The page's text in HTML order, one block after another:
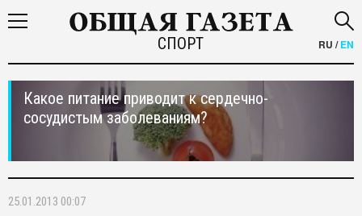
СПОРТ RU /EN
Какое питание приводит к сердечно-
сосудистым заболеваниям?
25.01.2013 00:07